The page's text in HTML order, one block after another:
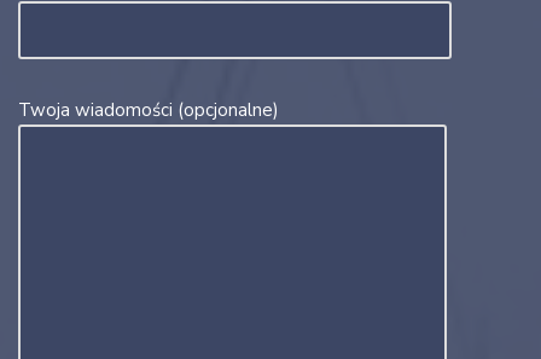
Twoja wiadomości (opcjonalne)